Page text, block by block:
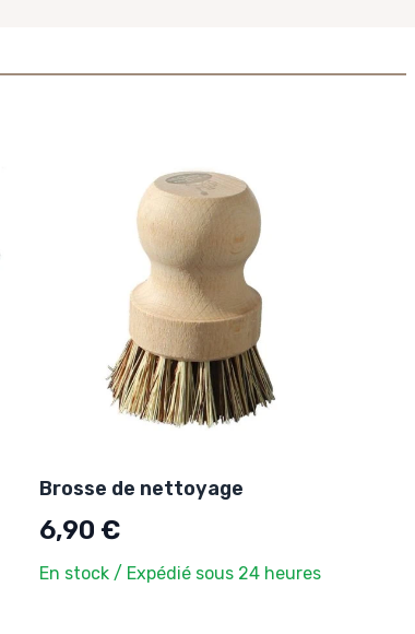
Brosse de nettoyage
6,90 €
En stock / Expédié sous 24 heures